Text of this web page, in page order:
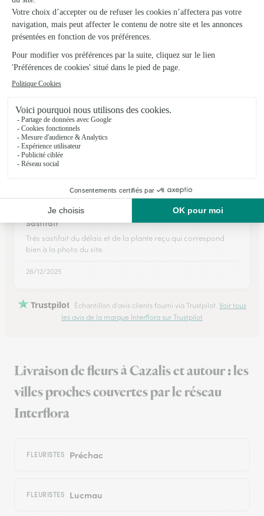
Items livrés conformes à la commande sur internet, livraison
en temps et heure.
28/07/2026
★ ★ ★ ★
Produit conforme à mes attentes. Commande passée vers
17h et livraison effectuée le lendemain matin à 10h. Très
satisfaite
01/04/2026
★ ★
★
Sastifait
Trés sastifait du délais et de la plante reçu qui correspond
bien à la photo du site.
26/12/2025
Trustpilot Échantillon d'avis clients fourni via Trustpilot. Voir tous
les avis de la marque Interflora sur Trustpilot
Livraison de fleurs à Cazalis et autour : les
villes proches couvertes par le réseau
Interflora
FLEURISTES Préchac
FLEURISTES Lucmau